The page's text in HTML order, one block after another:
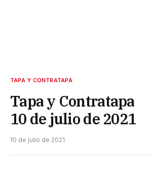
TAPA Y CONTRATAPA
Tapa y Contratapa
10 de julio de 2021
10 de julio de 2021